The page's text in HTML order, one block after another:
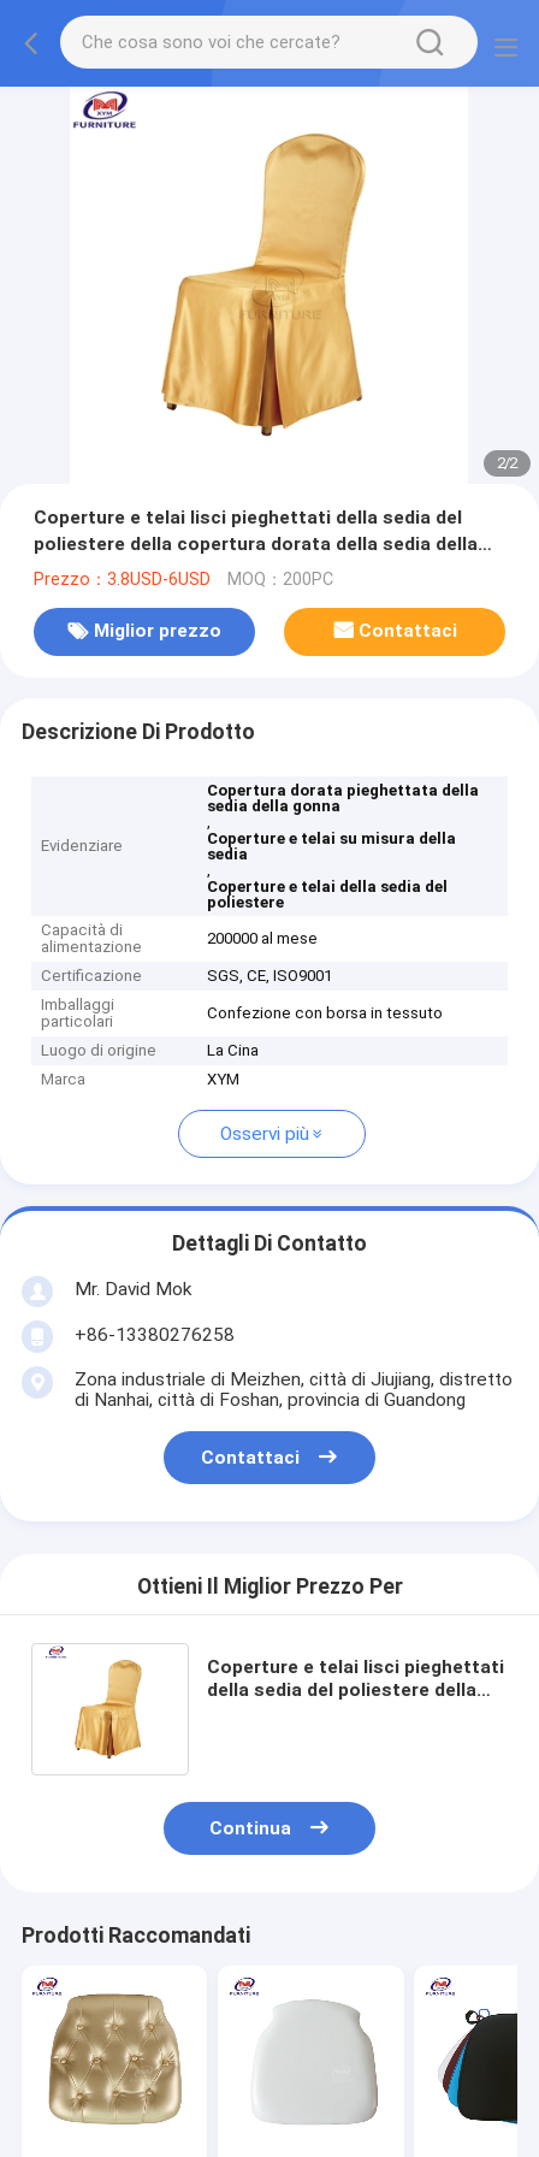
2/2
Coperture e telai lisci pieghettati della sedia del
poliestere della copertura dorata della sedia della
gonna
Prezzo：3.8USD-6USD MOQ：200PC
Miglior prezzo Contattaci
Descrizione Di Prodotto
Evidenziare
Copertura dorata pieghettata della
sedia della gonna
,
Coperture e telai su misura della
sedia
,
Coperture e telai della sedia del
poliestere
Capacità di
alimentazione
200000 al mese
Certificazione
SGS, CE, ISO9001
Imballaggi
particolari
Confezione con borsa in tessuto
Luogo di origine
La Cina
Marca
XYM
Osservi più
Dettagli Di Contatto
Mr. David Mok
+86-13380276258
Zona industriale di Meizhen, città di Jiujiang, distretto
di Nanhai, città di Foshan, provincia di Guandong
Contattaci
Ottieni Il Miglior Prezzo Per
Coperture e telai lisci pieghettati
della sedia del poliestere della
Continua
Prodotti Raccomandati